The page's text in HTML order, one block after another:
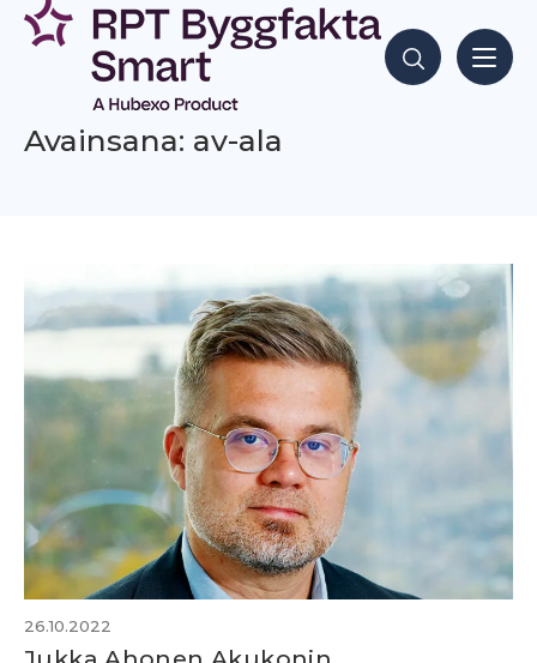
Siirry
sisältöön
Hae sisältöjä
Avainsana: av-ala
26.10.2022